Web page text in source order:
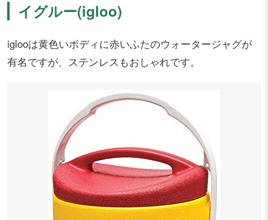
イグルー(igloo)
iglooは黄色いボディに赤いふたのウォータージャグが
有名ですが、ステンレスもおしゃれです。